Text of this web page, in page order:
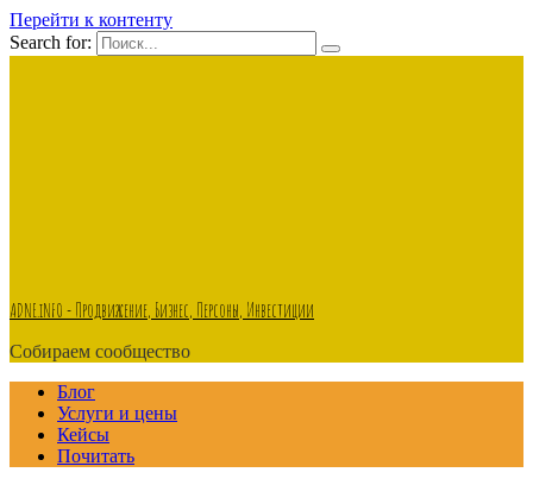
Перейти к контенту
Search for:
ADNE.iNFO - Продвижение, Бизнес, Персоны, Инвестиции
Собираем сообщество
Блог
Услуги и цены
Кейсы
Почитать